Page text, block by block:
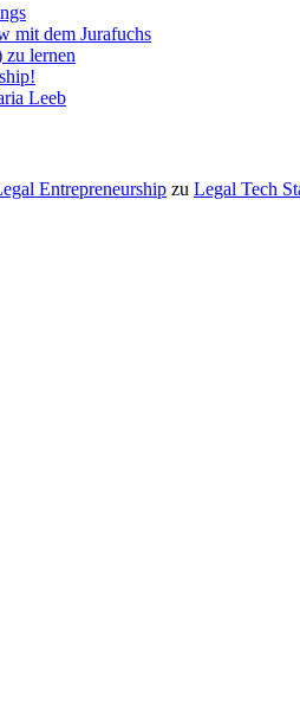
mit dem Jurafuchs
zu lernen
Leeb
Entrepreneurship zu Legal Tech